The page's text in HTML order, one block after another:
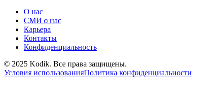
О нас
СМИ о нас
Карьера
Контакты
Конфиденциальность
© 2025 Kodik. Все права защищены.
Условия использованияПолитика конфиденциальности